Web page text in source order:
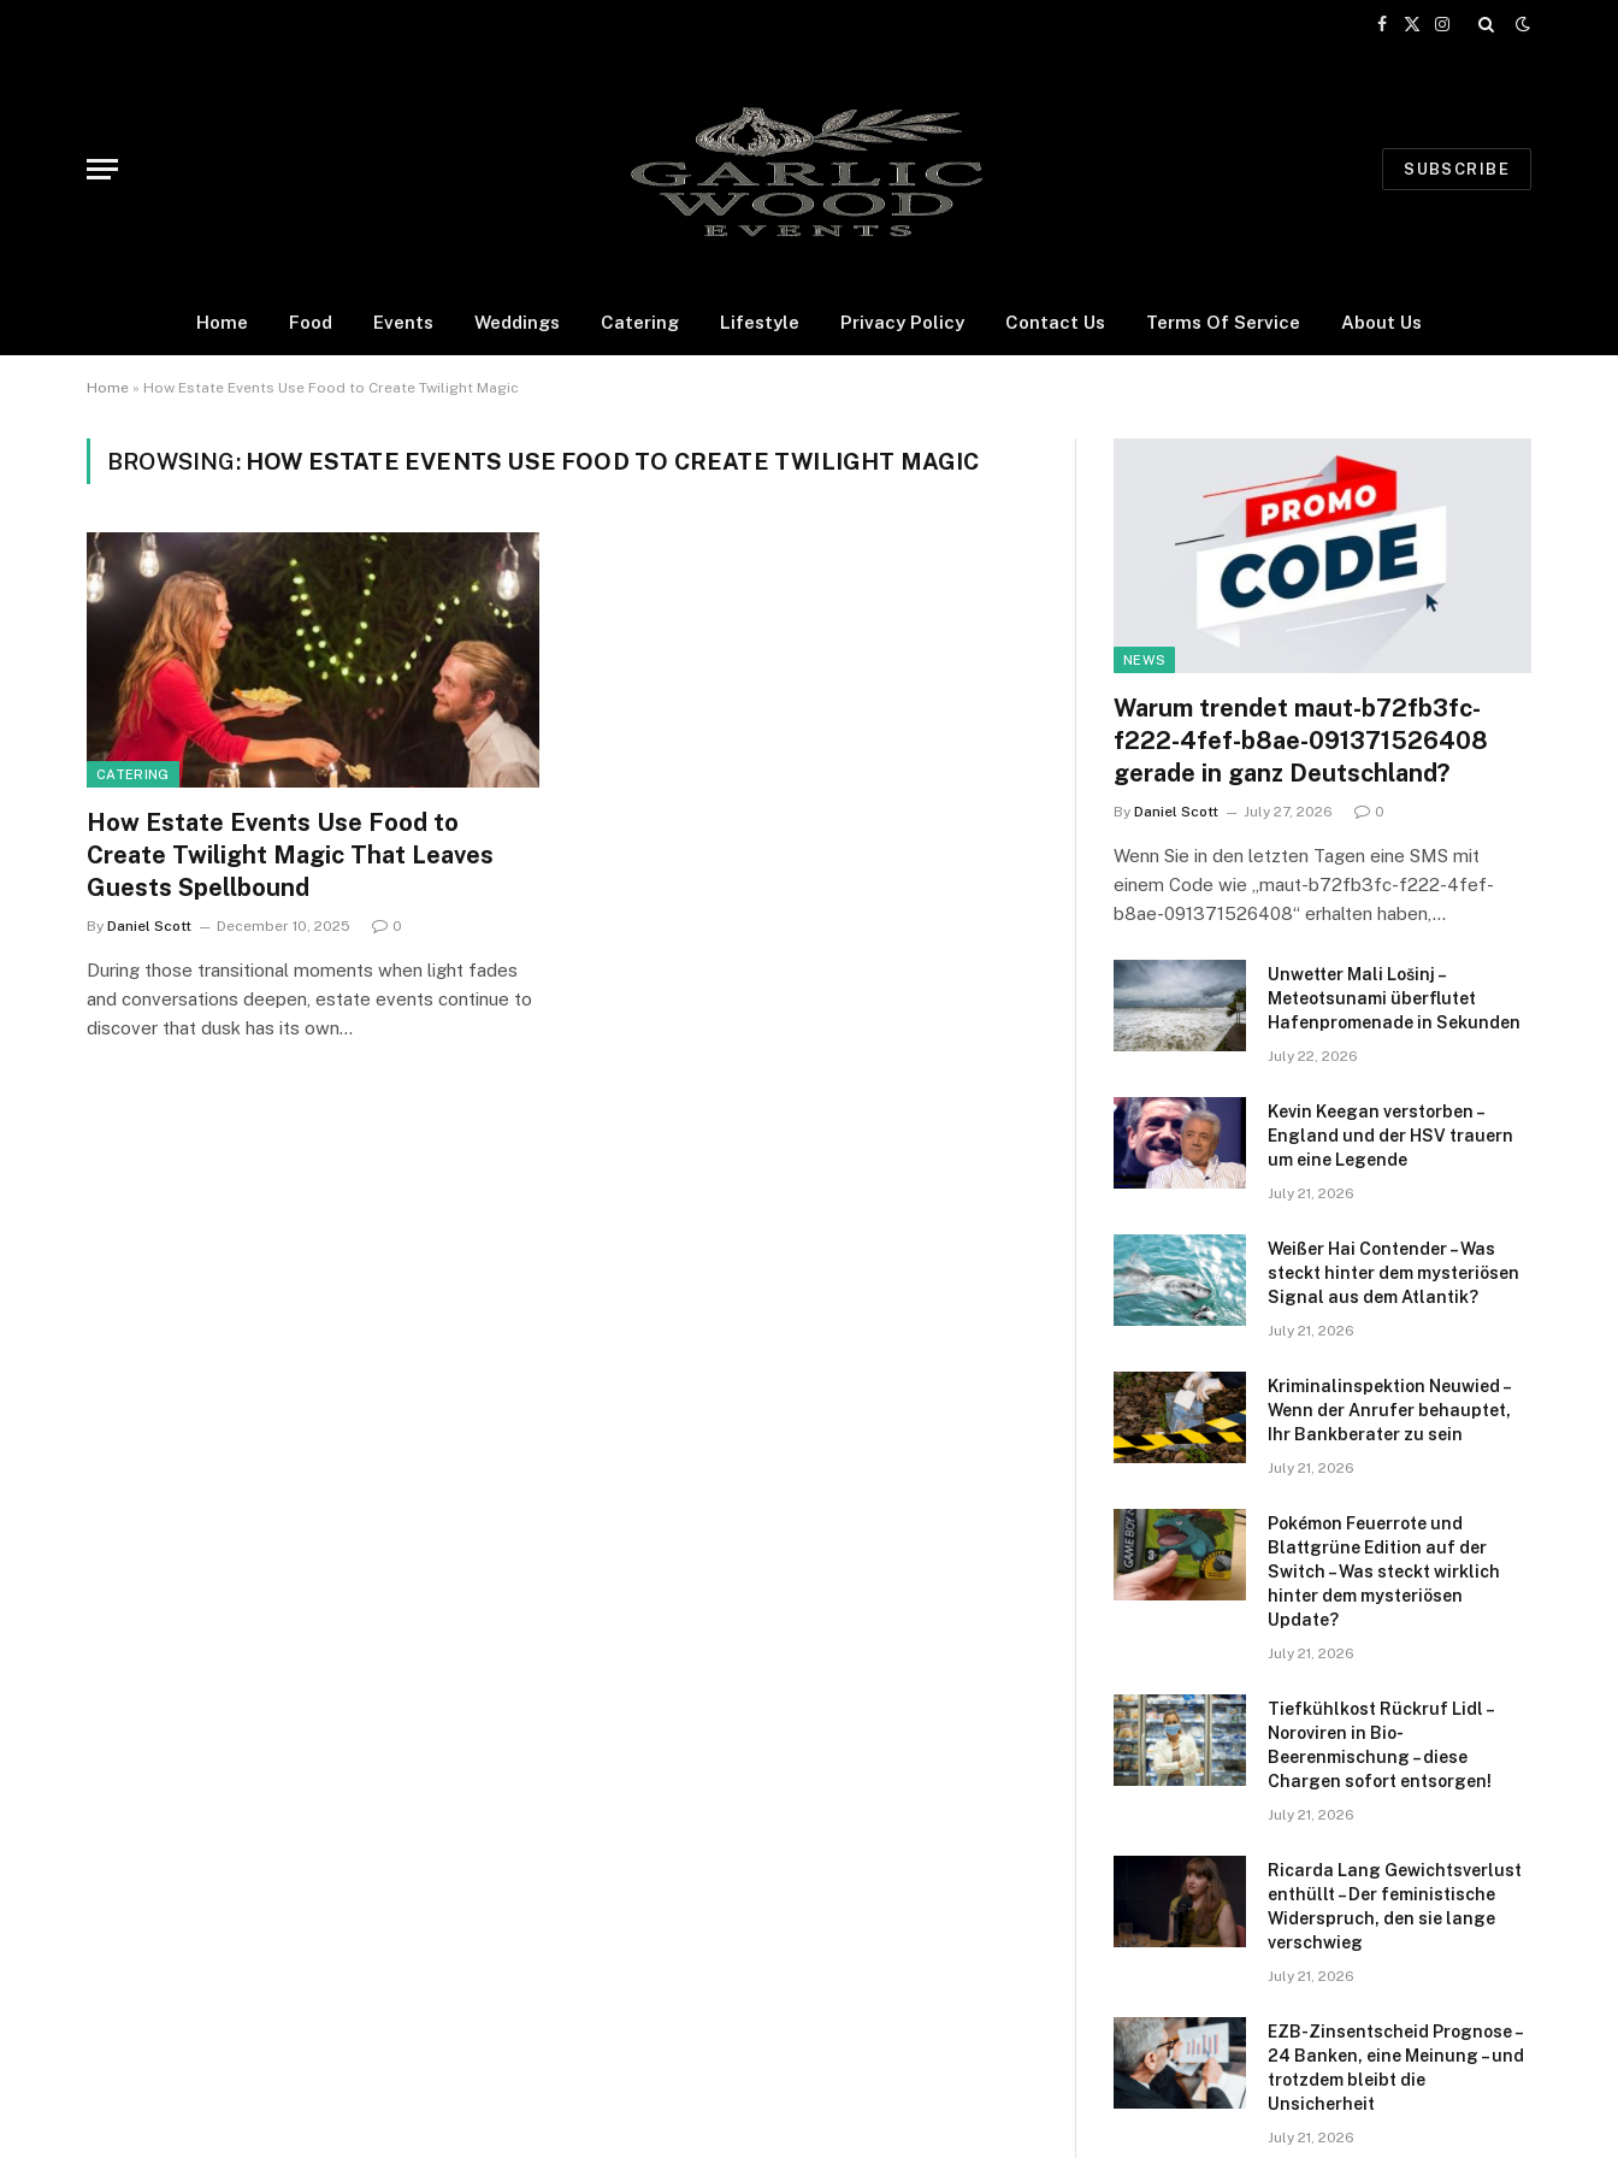
Facebook
X
Instagram
SUBSCRIBE
Home Food Events Weddings Catering Lifestyle Privacy Policy Contact Us Terms Of Service About Us
Home » How Estate Events Use Food to Create Twilight Magic
BROWSING: HOW ESTATE EVENTS USE FOOD TO CREATE TWILIGHT MAGIC
CATERING
How Estate Events Use Food to
Create Twilight Magic That Leaves
Guests Spellbound
By Daniel Scott December 10, 2025 0
During those transitional moments when light fades
and conversations deepen, estate events continue to
discover that dusk has its own…
NEWS
Warum trendet maut-b72fb3fc-
f222-4fef-b8ae-091371526408
gerade in ganz Deutschland?
By Daniel Scott July 27, 2026 0
Wenn Sie in den letzten Tagen eine SMS mit
einem Code wie „maut-b72fb3fc-f222-4fef-
b8ae-091371526408“ erhalten haben,…
Unwetter Mali Lošinj –
Meteotsunami überflutet
Hafenpromenade in Sekunden
July 22, 2026
Kevin Keegan verstorben –
England und der HSV trauern
um eine Legende
July 21, 2026
Weißer Hai Contender – Was
steckt hinter dem mysteriösen
Signal aus dem Atlantik?
July 21, 2026
Kriminalinspektion Neuwied –
Wenn der Anrufer behauptet,
Ihr Bankberater zu sein
July 21, 2026
Pokémon Feuerrote und
Blattgrüne Edition auf der
Switch – Was steckt wirklich
hinter dem mysteriösen
Update?
July 21, 2026
Tiefkühlkost Rückruf Lidl –
Noroviren in Bio-
Beerenmischung – diese
Chargen sofort entsorgen!
July 21, 2026
Ricarda Lang Gewichtsverlust
enthüllt – Der feministische
Widerspruch, den sie lange
verschwieg
July 21, 2026
EZB-Zinsentscheid Prognose –
24 Banken, eine Meinung – und
trotzdem bleibt die
Unsicherheit
July 21, 2026